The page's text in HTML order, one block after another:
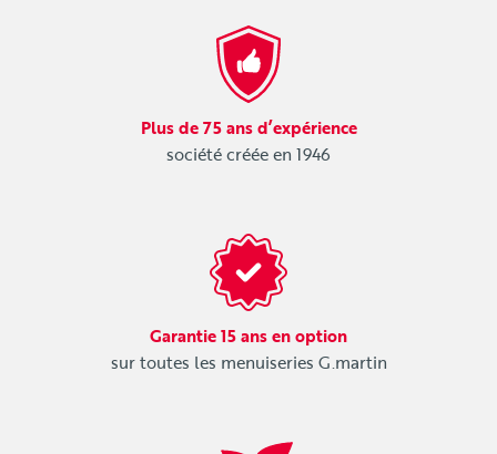
Plus de 75 ans d’expérience
société créée en 1946
Garantie 15 ans en option
sur toutes les menuiseries G.martin